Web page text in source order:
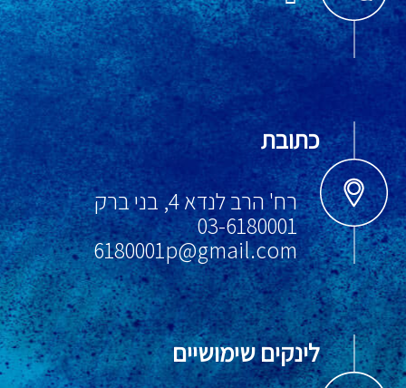
כתובת
רח' הרב לנדא 4, בני ברק
03-6180001
6180001p@gmail.com
לינקים שימושיים